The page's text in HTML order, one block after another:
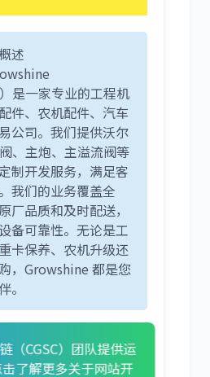
述
是一家专业的工程机
件、农机配件、汽车
公司。我们提供沃尔
、主炮、主溢流阀等
制开发服务，满足客
我们的业务覆盖全
厂品质和及时配送，
备可靠性。无论是工
卡保养、农机升级还
，Growshine 都是您
。
（CGSC）团队提供运
了解更多关于网站开